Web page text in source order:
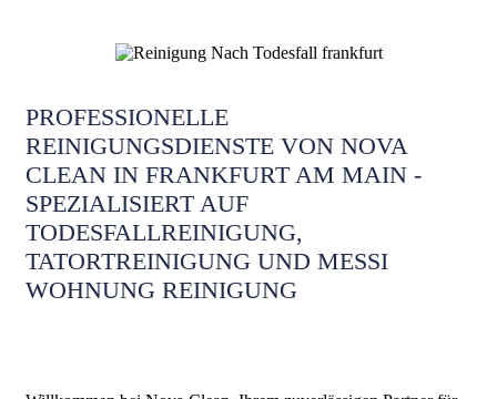
PROFESSIONELLE
REINIGUNGSDIENSTE VON NOVA
CLEAN IN FRANKFURT AM MAIN -
SPEZIALISIERT AUF
TODESFALLREINIGUNG,
TATORTREINIGUNG UND MESSI
WOHNUNG REINIGUNG